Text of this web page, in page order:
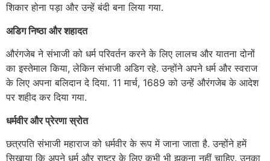
शिकार होना पड़ा और उन्हें बंदी बना लिया गया.
अडिग निष्ठा और शहादत
औरंगजेब ने संभाजी को धर्म परिवर्तन करने के लिए लालच और यातना दोनों
का इस्तेमाल किया, लेकिन संभाजी अडिग रहे. उन्होंने अपने धर्म और स्वराज
के लिए अपना बलिदान दे दिया. 11 मार्च, 1689 को उन्हें औरंगजेब के आदेश
पर शहीद कर दिया गया.
धर्मवीर और प्रेरणा स्रोत
छत्रपति संभाजी महाराज को धर्मवीर के रूप में जाना जाता है. उन्होंने हमें
सिखाया कि अपने धर्म और राष्ट्र के लिए कभी भी झुकना नहीं चाहिए. उनका